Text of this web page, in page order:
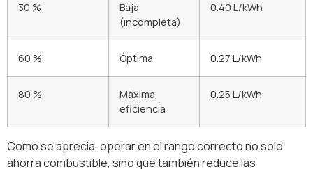
30 %
Baja
(incompleta)
0.40 L/kWh
60 % Óptima 0.27 L/kWh
80 %
Máxima
eficiencia
0.25 L/kWh
Como se aprecia, operar en el rango correcto no solo
ahorra combustible, sino que también reduce las